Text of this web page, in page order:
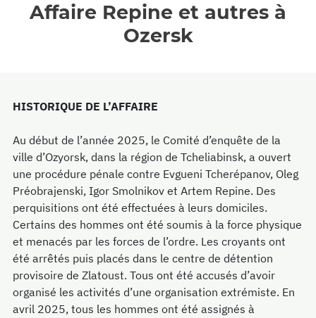
Affaire Repine et autres à
Ozersk
HISTORIQUE DE L’AFFAIRE
Au début de l’année 2025, le Comité d’enquête de la
ville d’Ozyorsk, dans la région de Tcheliabinsk, a ouvert
une procédure pénale contre Evgueni Tcherépanov, Oleg
Préobrajenski, Igor Smolnikov et Artem Repine. Des
perquisitions ont été effectuées à leurs domiciles.
Certains des hommes ont été soumis à la force physique
et menacés par les forces de l’ordre. Les croyants ont
été arrêtés puis placés dans le centre de détention
provisoire de Zlatoust. Tous ont été accusés d’avoir
organisé les activités d’une organisation extrémiste. En
avril 2025, tous les hommes ont été assignés à